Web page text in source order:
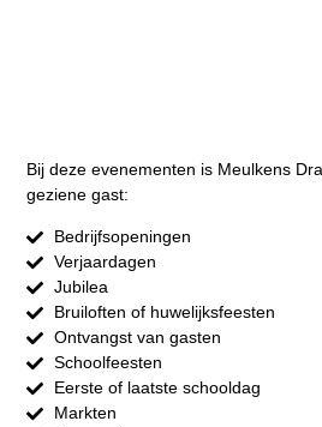
Bij deze evenementen is Meulkens
geziene gast:
Bedrijfsopeningen
Verjaardagen
Jubilea
Bruiloften of huwelijksfeesten
Ontvangst van gasten
Schoolfeesten
Eerste of laatste schooldag
Markten